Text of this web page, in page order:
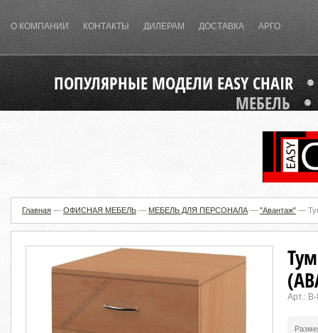
О КОМПАНИИ КОНТАКТЫ ДИЛЕРАМ ДОСТАВКА АРГО
ПОПУЛЯРНЫЕ МОДЕЛИ EASY CHAIR
МЕБЕЛЬ
Главная — ОФИСНАЯ МЕБЕЛЬ — МЕБЕЛЬ ДЛЯ ПЕРСОНАЛА — "Авантаж" —
Арт.: